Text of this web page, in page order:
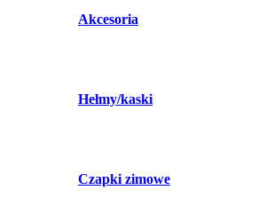
Akcesoria
Hełmy/kaski
Czapki zimowe